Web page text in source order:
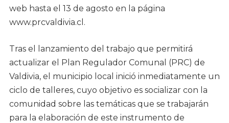
web hasta el 13 de agosto en la página
www.prcvaldivia.cl.
Tras el lanzamiento del trabajo que permitirá
actualizar el Plan Regulador Comunal (PRC) de
Valdivia, el municipio local inició inmediatamente un
ciclo de talleres, cuyo objetivo es socializar con la
comunidad sobre las temáticas que se trabajarán
para la elaboración de este instrumento de